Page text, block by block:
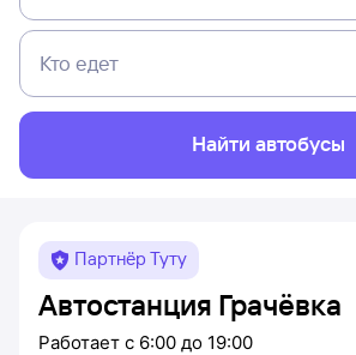
Кто едет
Найти автобусы
Партнёр Туту
Автостанция Грачёвка
Работает с 6:00 до 19:00